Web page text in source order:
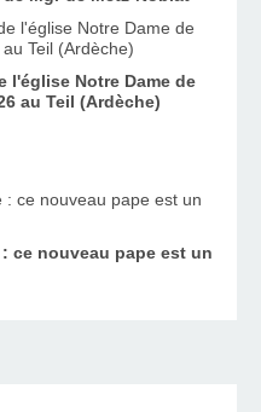
l'église Notre Dame de
au Teil (Ardèche)
ce nouveau pape est un